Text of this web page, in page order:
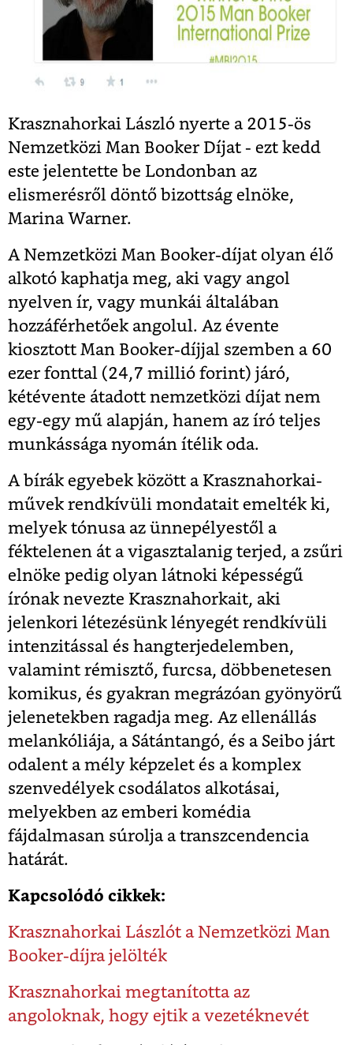
Krasznahorkai László nyerte a 2015-ös
Nemzetközi Man Booker Díjat - ezt kedd
este jelentette be Londonban az
elismerésről döntő bizottság elnöke,
Marina Warner.
A Nemzetközi Man Booker-díjat olyan élő
alkotó kaphatja meg, aki vagy angol
nyelven ír, vagy munkái általában
hozzáférhetőek angolul. Az évente
kiosztott Man Booker-díjjal szemben a 60
ezer fonttal (24,7 millió forint) járó,
kétévente átadott nemzetközi díjat nem
egy-egy mű alapján, hanem az író teljes
munkássága nyomán ítélik oda.
A bírák egyebek között a Krasznahorkai-
művek rendkívüli mondatait emelték ki,
melyek tónusa az ünnepélyestől a
féktelenen át a vigasztalanig terjed, a zsűri
elnöke pedig olyan látnoki képességű
írónak nevezte Krasznahorkait, aki
jelenkori létezésünk lényegét rendkívüli
intenzitással és hangterjedelemben,
valamint rémisztő, furcsa, döbbenetesen
komikus, és gyakran megrázóan gyönyörű
jelenetekben ragadja meg. Az ellenállás
melankóliája, a Sátántangó, és a Seibo járt
odalent a mély képzelet és a komplex
szenvedélyek csodálatos alkotásai,
melyekben az emberi komédia
fájdalmasan súrolja a transzcendencia
határát.
Kapcsolódó cikkek:
Krasznahorkai Lászlót a Nemzetközi Man
Booker-díjra jelölték
Krasznahorkai megtanította az
angoloknak, hogy ejtik a vezetéknevét